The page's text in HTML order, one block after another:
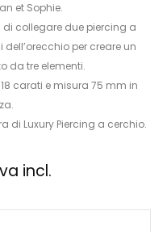
et Sophie.
collegare due piercing a
per creare un
da tre elementi.
carati e misura 75 mm in
di Luxury Piercing a cerchio.
incl.